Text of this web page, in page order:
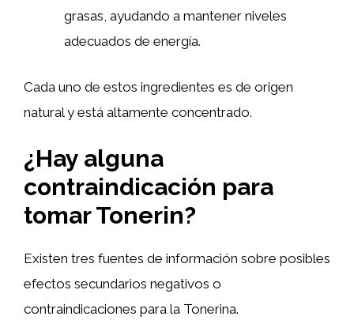
grasas, ayudando a mantener niveles
adecuados de energía.
Cada uno de estos ingredientes es de origen
natural y está altamente concentrado.
¿Hay alguna
contraindicación para
tomar Tonerin?
Existen tres fuentes de información sobre posibles
efectos secundarios negativos o
contraindicaciones para la Tonerina.